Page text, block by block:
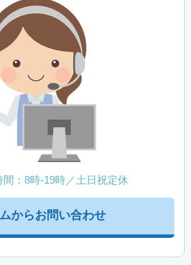
からお問い合わせ